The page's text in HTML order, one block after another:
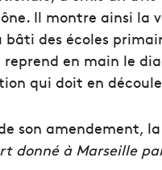
Il montre ainsi la
des écoles
en main le
qui doit en
son amendement,
donné à Marseille